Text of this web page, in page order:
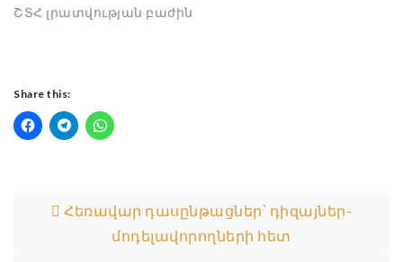
ՇՏՀ լրատվության բաժին
Share this:
Հեռավար դասընթացներ՝ դիզայներ-
մոդելավորողների հետ